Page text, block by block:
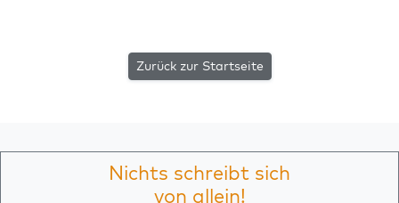
Zurück zur Startseite
Nichts schreibt sich
von allein!